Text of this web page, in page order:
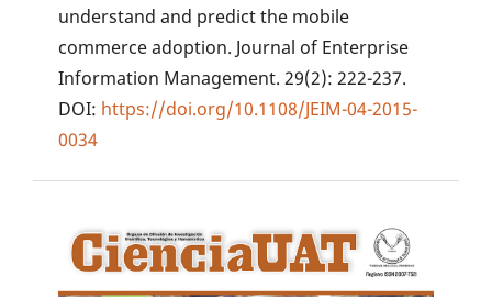
understand and predict the mobile
commerce adoption. Journal of Enterprise
Information Management. 29(2): 222-237.
DOI: https://doi.org/10.1108/JEIM-04-2015-
0034